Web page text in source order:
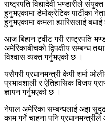
राष्ट्रपति विद्यादेवी भण्डारीले
हुनुभएकामा डेमोक्रेटिक पार्टीका
हुनुभएकामा कमला ह्यारिसलाई बधाई
आज बिहान ट्वीट गरी राष्ट्रपति
अमेरिकाबीचको द्विपक्षीय सम्बन्ध
विश्वास व्यक्त गर्नुभएको छ ।
यसैगरी प्रधानमन्त्री केपी शर्मा
प्रभावशाली र ऐतिहासिक विजय
ज्ञापन गर्नुभएको छ ।
नेपाल अमेरिका सम्बन्धलाई अझ
काम गर्ने चाहना पनि